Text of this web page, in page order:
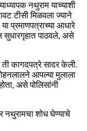
नथुराम याच्याशी
टीसी मिळवला ज्याने
प्रमाणपत्राच्या आधारे
सुधारगृहात पाठवले, असे
ती कागदपत्रे सादर केली.
आपल्या मुलाला
असे पोलिसांनी
नथुरामचा शोध घेण्याचे